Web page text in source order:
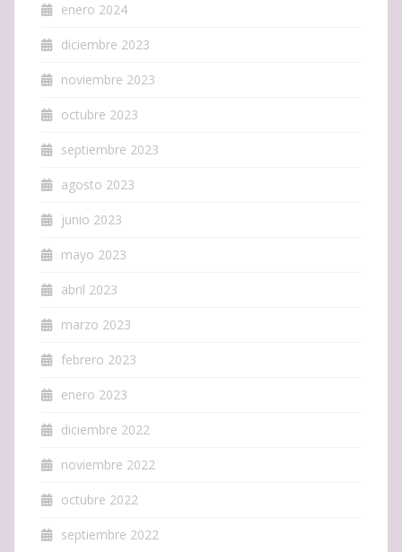
enero 2024
diciembre 2023
noviembre 2023
octubre 2023
septiembre 2023
agosto 2023
junio 2023
mayo 2023
abril 2023
marzo 2023
febrero 2023
enero 2023
diciembre 2022
noviembre 2022
octubre 2022
septiembre 2022